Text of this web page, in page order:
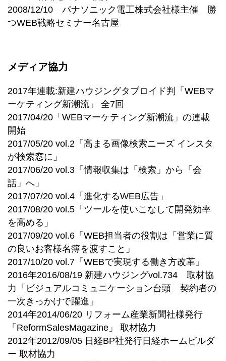
2008/12/10 パナソニック電工株式会社様主催 勝
つWEB戦略セミナー名古屋
メディア協力
2017年連載:新建ハウジングタブロイド判「WEBマ
ーケティング新潮流」 全7回
2017/04/20「WEBマーケティング新潮流」の連載
開始
2017/05/20 vol.2「高まる画像検索ニーズ インスタ
が検索窓に」
2017/06/20 vol.3「情報収集は「検索」から「会
話」へ」
2017/07/20 vol.4「進化するWEB広告」
2017/08/20 vol.5「ツールを使いこなして開発効率
を高める」
2017/09/20 vol.6「WEB担当者の役割は「営業に質
の良いお客様名簿を渡すこと」
2017/10/20 vol.7「WEBで実現する働き方改革」
2016年2016/08/19 新建ハウジングvol.734 取材協
力「ビジュアルコミュニケーション台頭 契約者の
一次きっかけで躍進」
2014年2014/06/20 リフォーム産業新聞社様発行
「ReformSalesMagazine」 取材協力
2012年2012/09/05 日経BP社発行日経ホームビルダ
ー 取材協力